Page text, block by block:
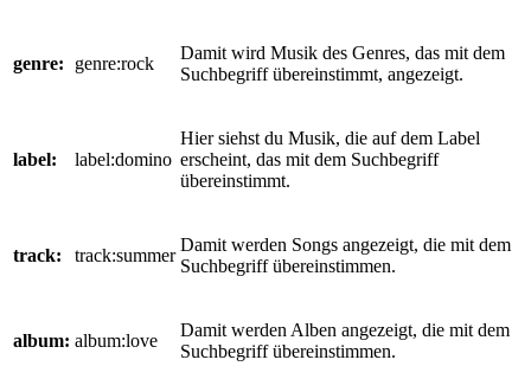
genre: genre:rock
Damit wird Musik des Genres, das mit dem
Suchbegriff übereinstimmt, angezeigt.
label: label:domino
Hier siehst du Musik, die auf dem Label
erscheint, das mit dem Suchbegriff
übereinstimmt.
track: track:summer
Damit werden Songs angezeigt, die mit dem
Suchbegriff übereinstimmen.
album: album:love
Damit werden Alben angezeigt, die mit dem
Suchbegriff übereinstimmen.